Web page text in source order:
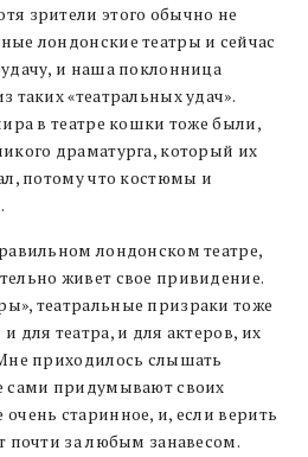
зрители этого обычно не
лондонские театры и сейчас
и наша поклонница
таких «театральных удач».
в театре кошки тоже были,
драматурга, который их
потому что костюмы и
лондонском театре,
живет свое привидение.
театральные призраки тоже
для театра, и для актеров, их
приходилось слышать
сами придумывают своих
старинное, и, если верить
почти за любым занавесом.